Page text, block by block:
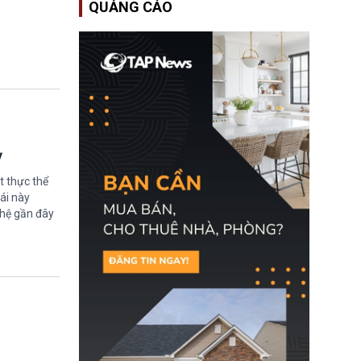
thực thể
này
gần đây
nguy cơ thiếu hụt lực
lượng trầm trọng. Điều
này cần được đặc biệt
chú ý bởi nếu các siêu
bão đổ bộ Hoa Kỳ ở nửa
cuối năm 2026, lực
lượng ứng phó “mỏng”
có thể làm nghẽn công
tác cứu trợ; dẫn đến hệ
thống ứng phó khẩn cấp
quốc gia quá tải.
QUẢNG CÁO